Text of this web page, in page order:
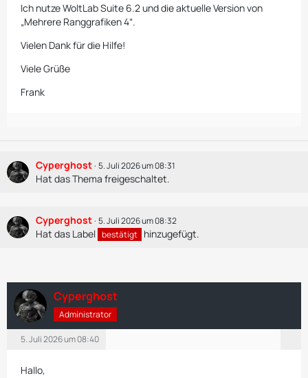
Ich nutze WoltLab Suite 6.2 und die aktuelle Version von
„Mehrere Ranggrafiken 4“.
Vielen Dank für die Hilfe!
Viele Grüße
Frank
Cyperghost 5. Juli 2026 um 08:31
Hat das Thema freigeschaltet.
Cyperghost 5. Juli 2026 um 08:32
Hat das Label bestätigt hinzugefügt.
Cyperghost
Administrator
5. Juli 2026 um 08:40
Hallo,